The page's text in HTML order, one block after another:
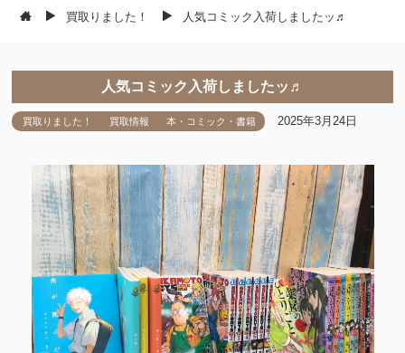
買取りました！ 人気コミック入荷しましたッ♬
人気コミック入荷しましたッ♬
買取りました！ 買取情報 本・コミック・書籍 2025年3月24日